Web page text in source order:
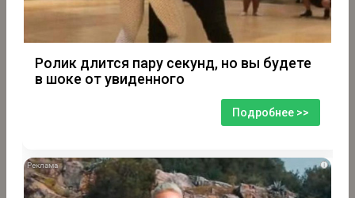
Ролик длится пару секунд, но вы будете
в шоке от увиденного
Подробнее >>
i